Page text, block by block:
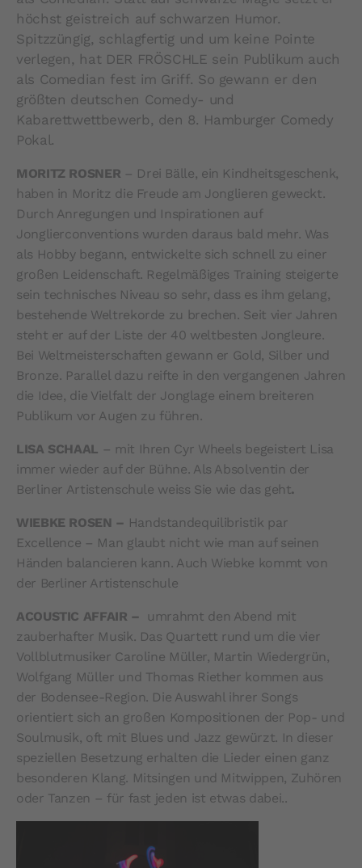
höchst geistreich auf schwarzen Humor.
Spitzzüngig, schlagfertig und um keine Pointe
verlegen, hat DER FRÖSCHLE sein Publikum auch
als Comedian fest im Griff. So gewann er den
größten deutschen Comedy- und
Kabarettwettbewerb, den 8. Hamburger Comedy
Pokal.
MORITZ ROSNER – Drei Bälle, ein Kindheitsgeschenk,
haben in Moritz die Freude am Jonglieren geweckt.
Durch Anregungen und Inspirationen auf
Jonglierconventions wurden daraus bald mehr. Was
als Hobby begann, entwickelte sich schnell zu einer
großen Leidenschaft. Regelmäßiges Training steigerte
sein technisches Niveau so sehr, dass es ihm gelang,
bestehende Weltrekorde zu brechen. Seit vier Jahren
steht er auf der Liste der 40 weltbesten Jongleure.
Bei Weltmeisterschaften gewann er Gold, Silber und
Bronze. Parallel dazu reifte in den vergangenen Jahren
die Idee, die Vielfalt der Jonglage einem breiteren
Publikum vor Augen zu führen.
LISA SCHAAL – mit Ihren Cyr Wheels begeistert Lisa
immer wieder auf der Bühne. Als Absolventin der
Berliner Artistenschule weiss Sie wie das geht.
WIEBKE ROSEN – Handstandequilibristik par
Excellence – Man glaubt nicht wie man auf seinen
Händen balancieren kann. Auch Wiebke kommt von
der Berliner Artistenschule
ACOUSTIC AFFAIR –
umrahmt den Abend mit
zauberhafter Musik. Das Quartett rund um die vier
Vollblutmusiker Caroline Müller, Martin Wiedergrün,
Wolfgang Müller und Thomas Riether kommen aus
der Bodensee-Region. Die Auswahl ihrer Songs
orientiert sich an großen Kompositionen der Pop- und
Soulmusik, oft mit Blues und Jazz gewürzt. In dieser
speziellen Besetzung erhalten die Lieder einen ganz
besonderen Klang. Mitsingen und Mitwippen, Zuhören
oder Tanzen – für fast jeden ist etwas dabei..